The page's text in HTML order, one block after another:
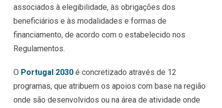
associados à elegibilidade, às obrigações dos
beneficiários e às modalidades e formas de
financiamento, de acordo com o estabelecido nos
Regulamentos.
O Portugal 2030 é concretizado através de 12
programas, que atribuem os apoios com base na região
onde são desenvolvidos ou na área de atividade onde